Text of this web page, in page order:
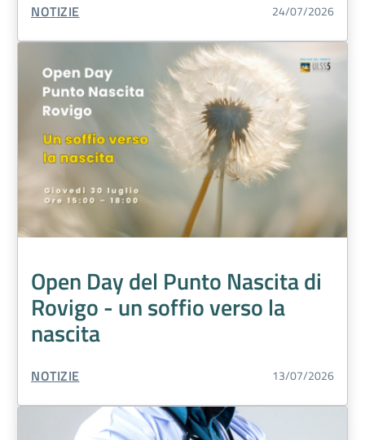
TIPO CONTENUTO:
NOTIZIE 24/07/2026
Open Day del Punto Nascita di
Rovigo - un soffio verso la
nascita
TIPO CONTENUTO:
NOTIZIE 13/07/2026